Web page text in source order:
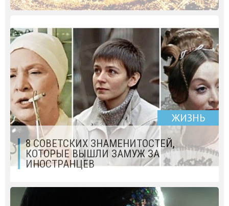
ЖИЗНЬ
8 СОВЕТСКИХ ЗНАМЕНИТОСТЕЙ,
КОТОРЫЕ ВЫШЛИ ЗАМУЖ ЗА
ИНОСТРАНЦЕВ